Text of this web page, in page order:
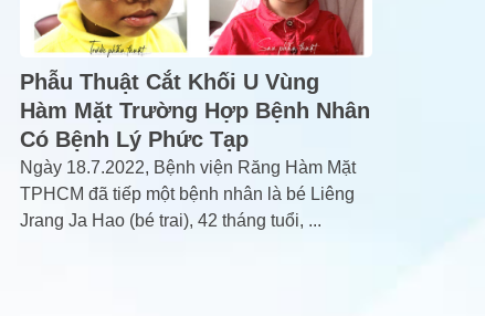
Phẫu Thuật Cắt Khối U Vùng
Hàm Mặt Trường Hợp Bệnh Nhân
Có Bệnh Lý Phức Tạp
Ngày 18.7.2022, Bệnh viện Răng Hàm Mặt
TPHCM đã tiếp một bệnh nhân là bé Liêng
Jrang Ja Hao (bé trai), 42 tháng tuổi, ...